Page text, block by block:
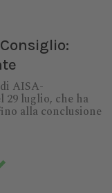
AISA-
29 luglio, che ha
alla conclusione